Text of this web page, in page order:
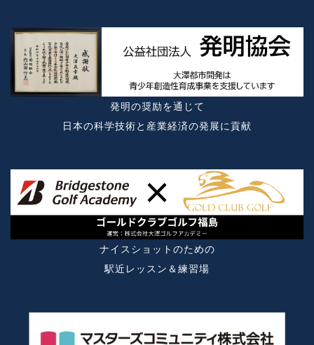
発明の奨励を通じて
日本の科学技術と産業経済の発展に貢献
ナイスショットのための
駅近レッスン＆練習場